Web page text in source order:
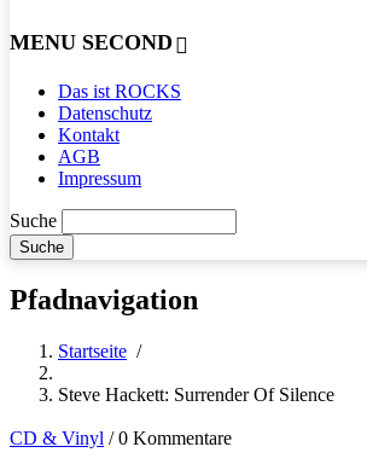
MENU SECOND
Das ist ROCKS
Datenschutz
Kontakt
AGB
Impressum
Suche
Pfadnavigation
Startseite /
Steve Hackett: Surrender Of Silence
CD & Vinyl /0 Kommentare